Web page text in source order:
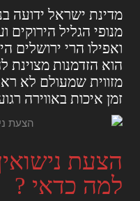
מדינת ישראל ידועה
מנופי הגליל הירוקים
ואפילו הרי ירושלים
הוא הזדמנות
מזווית שמעולם לא
זמן איכות באווירה
הצעת
למה כדאי ?